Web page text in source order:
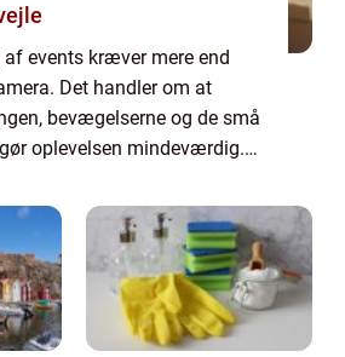
events kræver mere end
Det handler om at
bevægelserne og de små
oplevelsen mindeværdig.